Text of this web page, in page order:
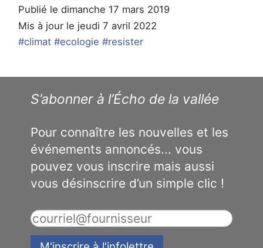
Publié le dimanche 17 mars 2019
Mis à jour le jeudi 7 avril 2022
#climat #ecologie #resister
S’abonner à l’Écho de la vallée
Pour connaître les nouvelles et les
événements annoncés... vous
pouvez vous inscrire mais aussi
vous désinscrire d’un simple clic !